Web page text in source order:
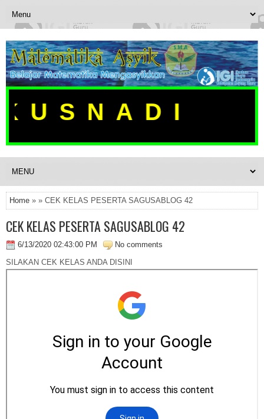
Home » » CEK KELAS PESERTA SAGUSABLOG 42
CEK KELAS PESERTA SAGUSABLOG 42
6/13/2020 02:43:00 PM
No comments
SILAKAN CEK KELAS ANDA DISINI